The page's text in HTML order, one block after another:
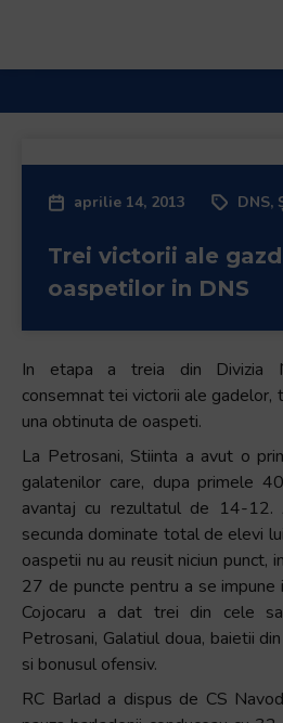
aprilie 14, 2013 DNS,
Trei victorii ale
oaspetilor in DNS
In etapa a treia din Divizia
consemnat tei victorii ale gadelor,
una obtinuta de oaspeti.
La Petrosani, Stiinta a avut o
galatenilor care, dupa primele
avantaj cu rezultatul de 14-12.
secunda dominate total de elevi
oaspetii nu au reusit niciun punct,
27 de puncte pentru a se
Cojocaru a dat trei din cele
Petrosani, Galatiul doua, baietii
si bonusul ofensiv.
RC Barlad a dispus de CS